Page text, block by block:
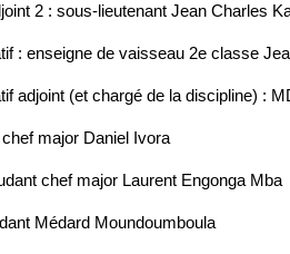
2 : sous-lieutenant Jean Charles
: enseigne de vaisseau 2e classe
adjoint (et chargé de la discipline) :
major Daniel Ivora
chef major Laurent Engonga Mba
Médard Moundoumboula